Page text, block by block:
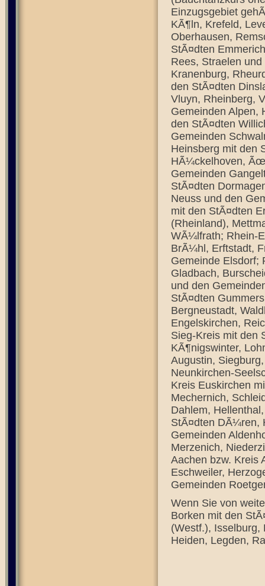
Einzugsgebiet
KÃ¶ln, Krefeld,
Oberhausen,
StÃ¤dten
Rees, Straelen
Kranenburg,
den StÃ¤dten
Vluyn, Rheinberg,
Gemeinden Alpen,
den StÃ¤dten
Gemeinden
Heinsberg mit den
HÃ¼ckelhoven,
Gemeinden
StÃ¤dten
Neuss und den
mit den StÃ¤dten
(Rheinland),
WÃ¼lfrath; Rhein-
BrÃ¼hl, Erftstadt,
Gemeinde Elsdorf;
Gladbach,
und den
StÃ¤dten
Bergneustadt,
Engelskirchen,
Sieg-Kreis mit den
KÃ¶nigswinter,
Augustin,
Neunkirchen-
Kreis Euskirchen
Mechernich,
Dahlem,
StÃ¤dten DÃ¼ren,
Gemeinden
Merzenich,
Aachen bzw. Kreis
Eschweiler,
Gemeinden
Wenn Sie von
Borken mit den
(Westf.), Isselburg,
Heiden, Legden,